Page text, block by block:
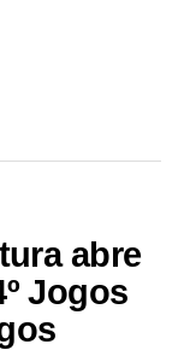
abre
Jogos